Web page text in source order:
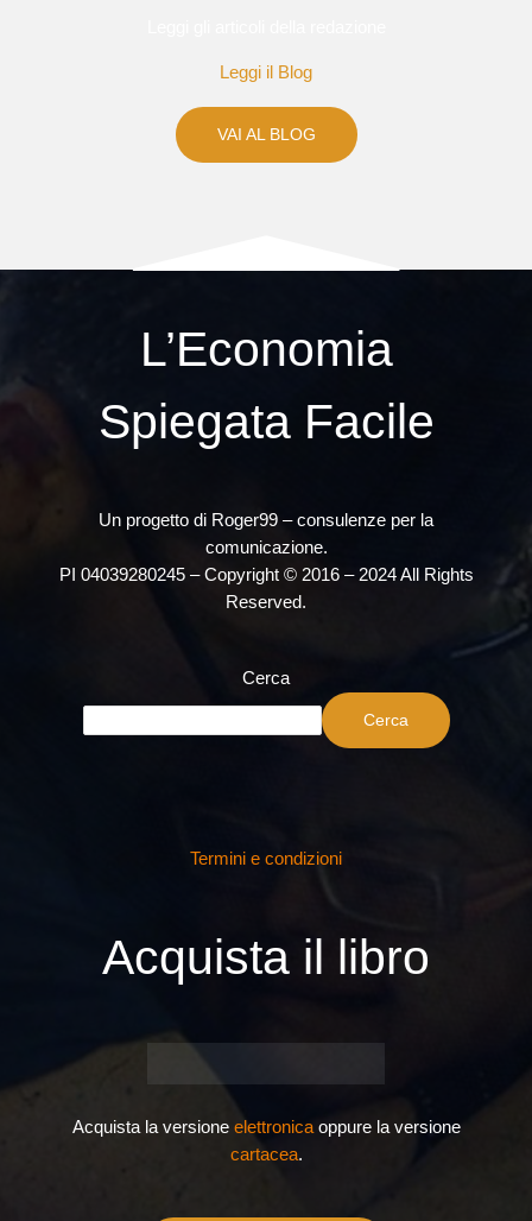
Leggi il Blog
VAI AL BLOG
L’Economia
Spiegata Facile
Un progetto di Roger99 – consulenze per la
comunicazione.
PI 04039280245 – Copyright © 2016 – 2024 All Rights
Reserved.
Cerca
Cerca
Termini e condizioni
Acquista il libro
Acquista la versione elettronicaoppure la versione
cartacea.